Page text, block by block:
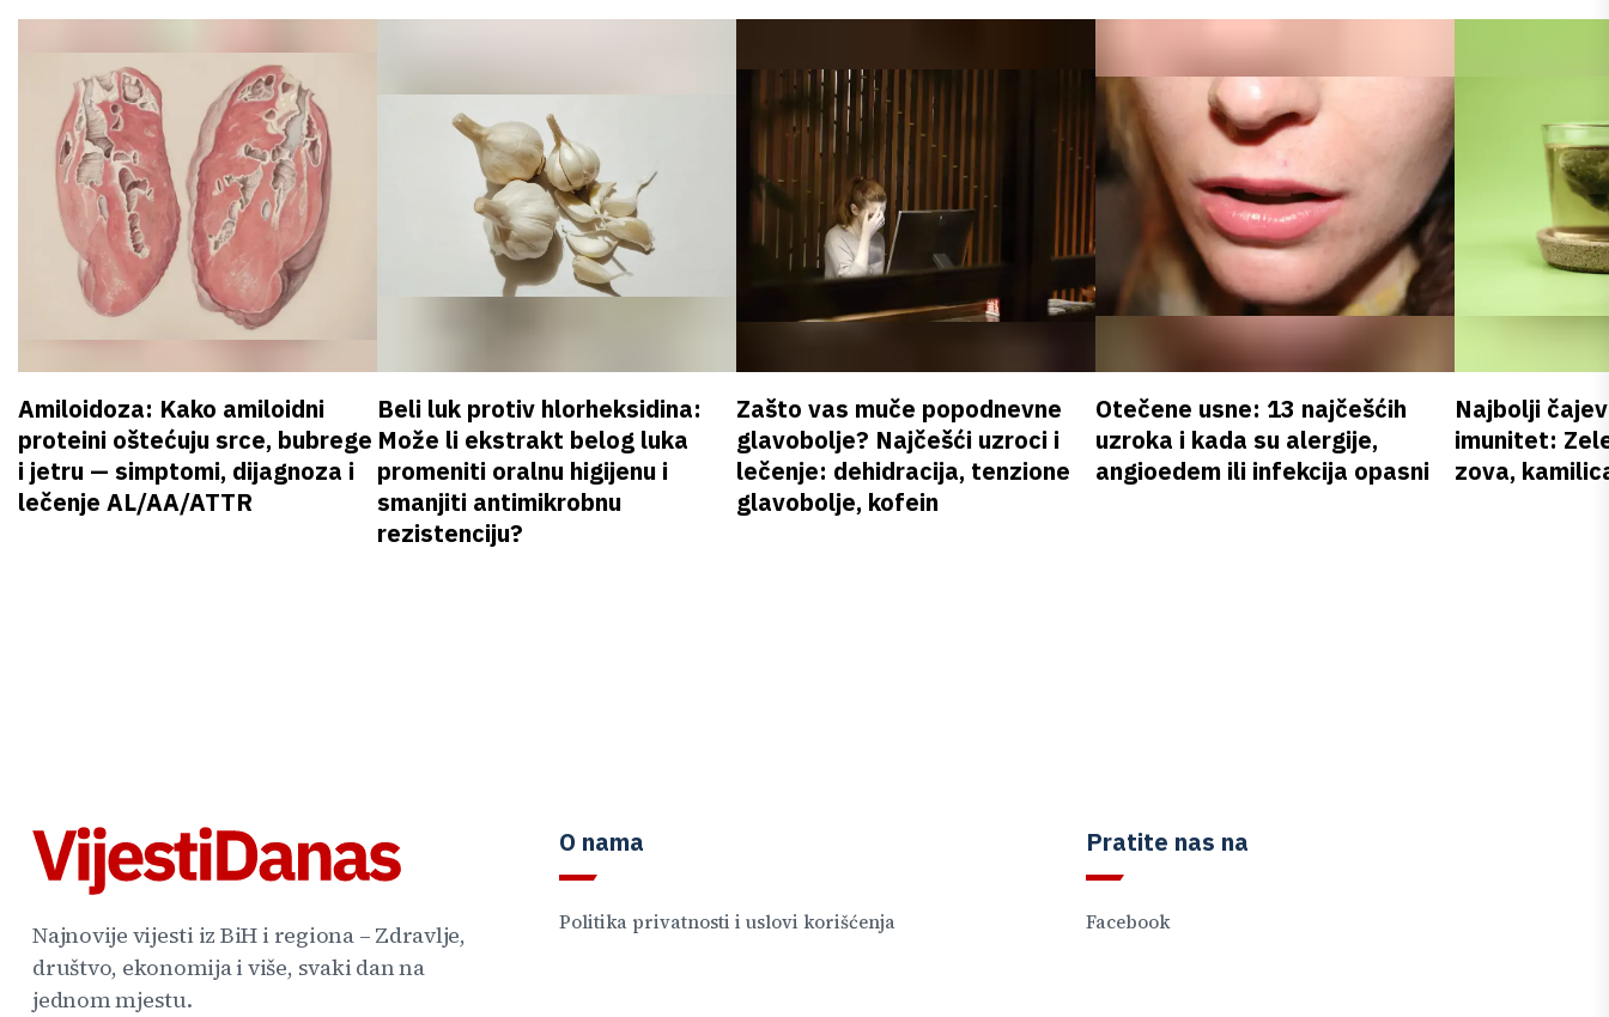
Amiloidoza: Kako amiloidni
proteini oštećuju srce, bubrege
i jetru — simptomi, dijagnoza i
lečenje AL/AA/ATTR
Beli luk protiv hlorheksidina:
Može li ekstrakt belog luka
promeniti oralnu higijenu i
smanjiti antimikrobnu
rezistenciju?
Zašto vas muče popodnevne
glavobolje? Najčešći uzroci i
lečenje: dehidracija, tenzione
glavobolje, kofein
Otečene usne: 13 najčešćih
uzroka i kada su alergije,
angioedem ili infekcija opasni
Najbolji
imunitet:
zova,
Najnovije vijesti iz BiH i regiona – Zdravlje,
društvo, ekonomija i više, svaki dan na
jednom mjestu.
O nama
Politika privatnosti i uslovi korišćenja
Pratite nas na
Facebook